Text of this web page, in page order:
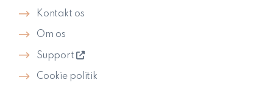
Kontakt os
Om os
Support
Cookie politik